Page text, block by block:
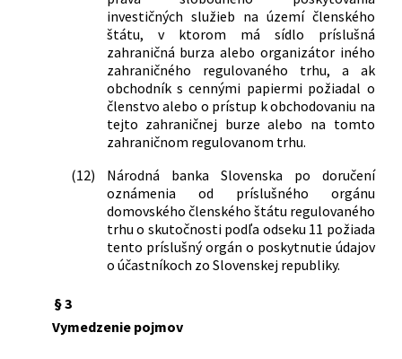
č. 371/2014 Z. z. o riešení krízových
situácií na finančnom trhu a o zmene a
doplnení niektorých zákonov v znení
neskorších predpisov a ktorým sa
menia a dopĺňajú niektoré zákony
309/2023 Z. z.
Zákon o premenách obchodných
spoločností a družstiev a o zmene a
doplnení niektorých zákonov
105/2024 Z. z.
Zákon, ktorým sa mení a dopĺňa zákon
č. 431/2002 Z. z. o účtovníctve v znení
neskorších predpisov a ktorým sa
menia a dopĺňajú niektoré zákony
107/2024 Z. z.
Zákon, ktorým sa mení a dopĺňa zákon
č. 566/2001 Z. z. o cenných papieroch a
cenných papieroch) v znení neskorších
investičných služieb na území členského
štátu, v ktorom má sídlo príslušná
zahraničná burza alebo organizátor iného
zahraničného regulovaného trhu, a ak
obchodník s cennými papiermi požiadal o
členstvo alebo o prístup k obchodovaniu na
tejto zahraničnej burze alebo na tomto
zahraničnom regulovanom trhu.
(12)
Národná banka Slovenska po doručení
oznámenia od príslušného orgánu
domovského členského štátu regulovaného
trhu o skutočnosti podľa odseku 11 požiada
tento príslušný orgán o poskytnutie údajov
o účastníkoch zo Slovenskej republiky.
§ 3
Vymedzenie pojmov